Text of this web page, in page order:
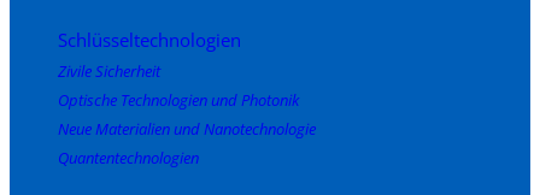
Schlüsseltechnologien
Zivile Sicherheit
Optische Technologien und Photonik
Neue Materialien und Nanotechnologie
Quantentechnologien